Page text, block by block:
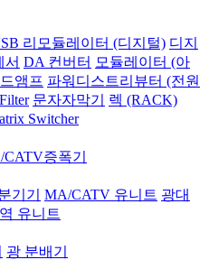
리모듈레이터 (디지털) 디지
서 DA 컨버터 모듈레이터 (아
앰프 파워디스트리뷰터 (전원
문자자막기
렉 (RACK)
Switcher
증폭기
기기 MA/CATV 유니트 광대
유니트
광 분배기